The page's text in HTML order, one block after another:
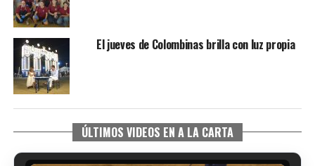
El jueves de Colombinas brilla con luz propia
ÚLTIMOS VIDEOS EN A LA CARTA
SEXTA CORRIDA DE LAS FIESTAS COLOMBINAS
2026